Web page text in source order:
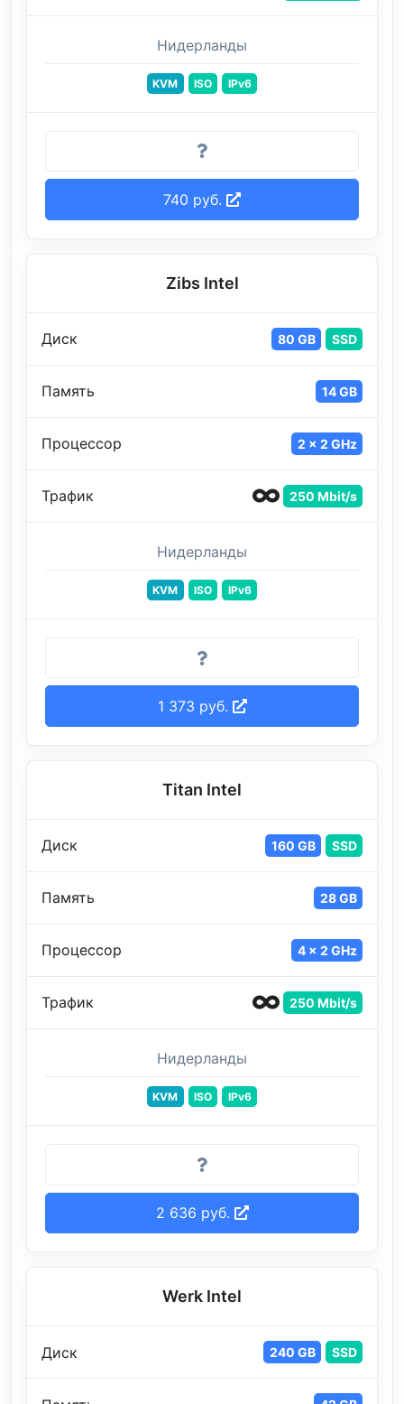
Нидерланды
KVM ISO IPv6
740 руб.
Zibs Intel
Диск 80 GB SSD
Память 14 GB
Процессор 2 x 2 GHz
Трафик 250 Mbit/s
Нидерланды
KVM ISO IPv6
1 373 руб.
Titan Intel
Диск 160 GB SSD
Память 28 GB
Процессор 4 x 2 GHz
Трафик 250 Mbit/s
Нидерланды
KVM ISO IPv6
2 636 руб.
Werk Intel
Диск 240 GB SSD